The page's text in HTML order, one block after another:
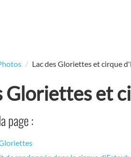
Lac des Gloriettes et cirque
Gloriettes et
page :